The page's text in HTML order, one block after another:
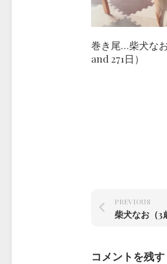
巻き尾…柴犬な
and 271日）
PREVIOUS
コメントを残す